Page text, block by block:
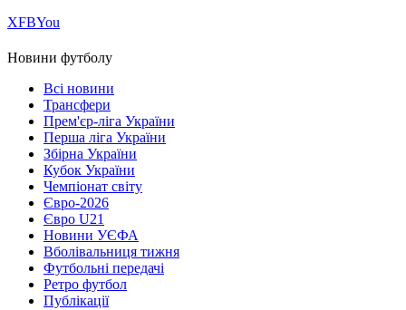
ХFBYou
Новини футболу
Всі новини
Трансфери
Прем'єр-ліга України
Перша ліга України
Збірна України
Кубок України
Чемпіонат світу
Євро-2026
Євро U21
Новини УЄФА
Вболівальниця тижня
Футбольні передачі
Ретро футбол
Публікації